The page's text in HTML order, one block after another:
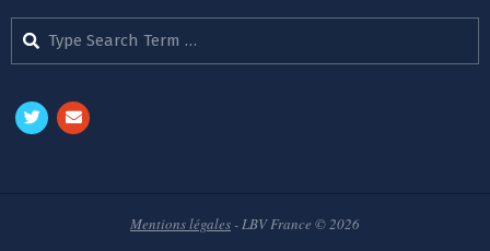
Search
Mentions légales- LBV France © 2026